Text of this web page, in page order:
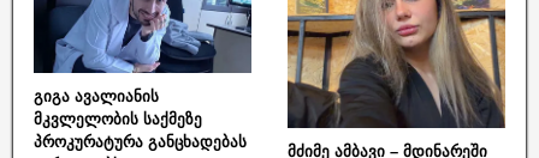
გიგა ავალიანის
მკვლელობის საქმეზე
პროკურატურა განცხადებას
მძიმე ამბავი – მდინარეში